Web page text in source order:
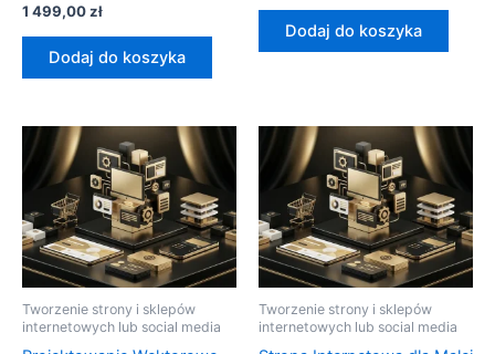
1 499,00zł
Dodaj do koszyka
Dodaj do koszyka
Tworzenie strony i sklepów
internetowych lub social media
Tworzenie strony i sklepów
internetowych lub social media